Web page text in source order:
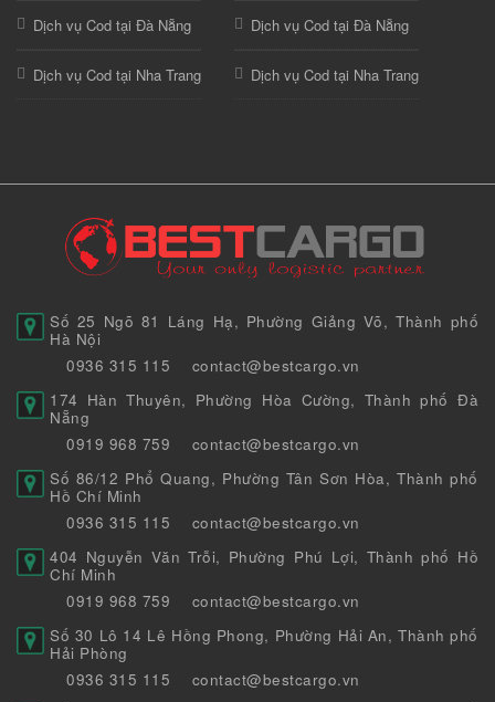
Dịch vụ Cod tại Đà Nẵng
Dịch vụ Cod tại Nha Trang
Dịch vụ Cod tại Đà Nẵng
Dịch vụ Cod tại Nha Trang
Số 25 Ngõ 81 Láng Hạ, Phường Giảng Võ, Thành phố
Hà Nội
0936 315 115
contact@bestcargo.vn
174 Hàn Thuyên, Phường Hòa Cường, Thành phố Đà
Nẵng
0919 968 759
contact@bestcargo.vn
Số 86/12 Phổ Quang, Phường Tân Sơn Hòa, Thành phố
Hồ Chí Minh
0936 315 115
contact@bestcargo.vn
404 Nguyễn Văn Trỗi, Phường Phú Lợi, Thành phố Hồ
Chí Minh
0919 968 759
contact@bestcargo.vn
Số 30 Lô 14 Lê Hồng Phong, Phường Hải An, Thành phố
Hải Phòng
0936 315 115
contact@bestcargo.vn